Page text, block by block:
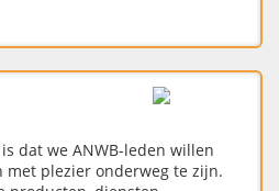
dat we ANWB-leden willen
plezier onderweg te zijn.